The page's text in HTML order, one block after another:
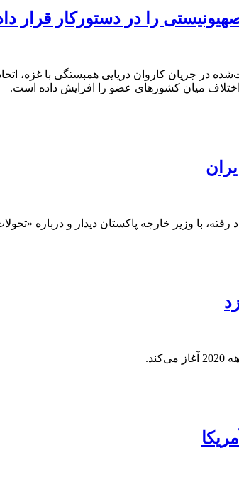
را در دستورکار قرار
در جریان کاروان دریایی همبستگی با غزه،
میان کشورهای عضو را افزایش داده است.
با وزیر خارجه پاکستان دیدار و درباره